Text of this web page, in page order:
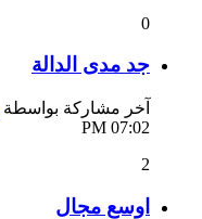
0
جد مدى الدالة
آخر مشاركة بواسطة
07:02 PM
2
اوسع مجال